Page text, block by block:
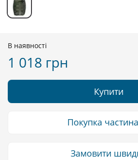
В наявності
1 018 грн
Купити
Покупка
Замовити